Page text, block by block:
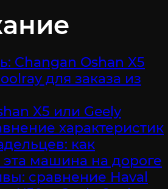
Changan Oshan X5
для заказа из
X5 или Geely
характеристик
как
машина на дороге
сравнение Haval